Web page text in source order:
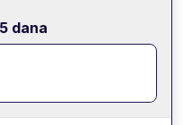
5 dana